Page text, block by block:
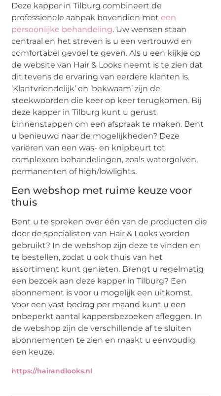
Deze kapper in Tilburg combineert de
professionele aanpak bovendien meteen
persoonlijke behandeling. Uw wensen staan
centraal en het streven is u een vertrouwd en
comfortabel gevoel te geven. Als u een kijkje op
de website van Hair & Looks neemt is te zien dat
dit tevens de ervaring van eerdere klanten is.
‘Klantvriendelijk’ en ‘bekwaam’ zijn de
steekwoorden die keer op keer terugkomen. Bij
deze kapper in Tilburg kunt u gerust
binnenstappen om een afspraak te maken. Bent
u benieuwd naar de mogelijkheden? Deze
variëren van een was- en knipbeurt tot
complexere behandelingen, zoals watergolven,
permanenten of high/lowlights.
Een webshop met ruime keuze voor
thuis
Bent u te spreken over één van de producten die
door de specialisten van Hair & Looks worden
gebruikt? In de webshop zijn deze te vinden en
te bestellen, zodat u ook thuis van het
assortiment kunt genieten. Brengt u regelmatig
een bezoek aan deze kapper in Tilburg? Een
abonnement is voor u mogelijk een uitkomst.
Voor een vast bedrag per maand kunt u een
onbeperkt aantal kappersbezoeken afleggen. In
de webshop zijn de verschillende af te sluiten
abonnementen te zien en maakt u eenvoudig
een keuze.
https://hairandlooks.nl